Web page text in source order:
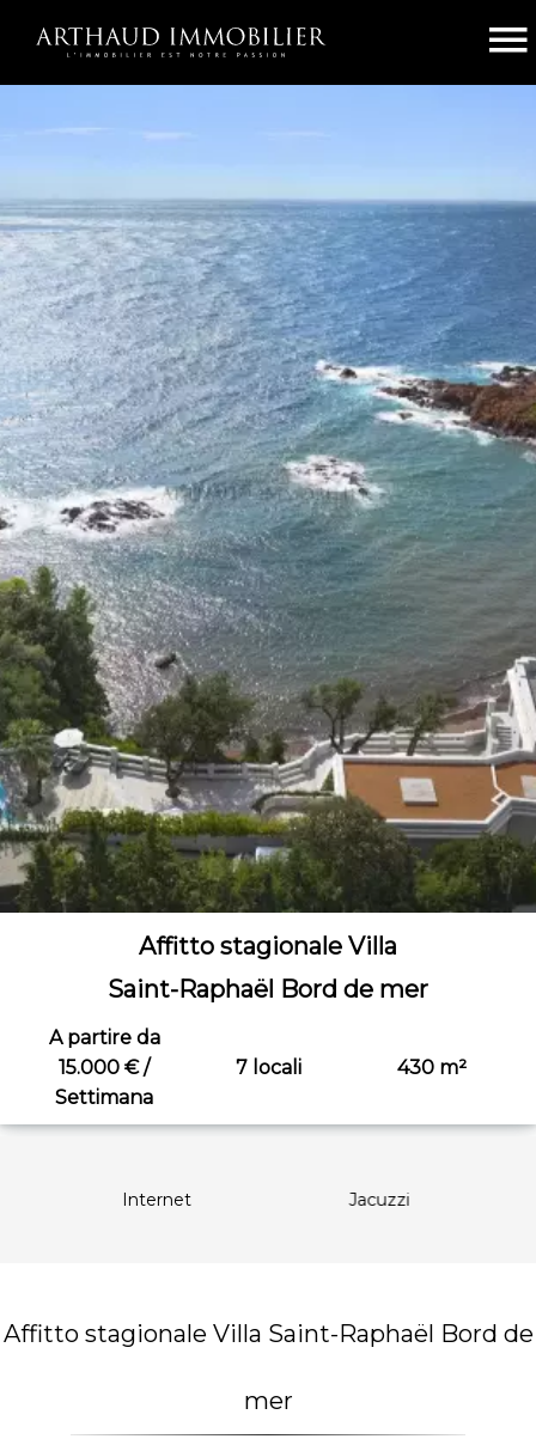
Affitto stagionale Villa
Saint-Raphaël Bord de mer
A partire da
15.000 € /
Settimana
7 locali 430 m²
Internet Jacuzzi
Affitto stagionale Villa Saint-Raphaël Bord de
mer